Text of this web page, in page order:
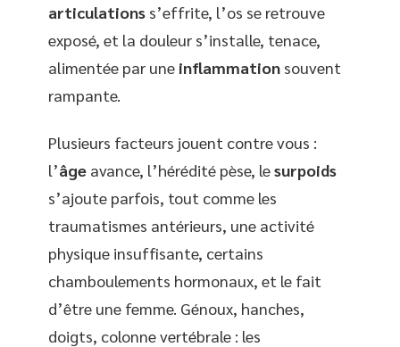
articulations s’effrite, l’os se retrouve
exposé, et la douleur s’installe, tenace,
alimentée par une inflammation souvent
rampante.
Plusieurs facteurs jouent contre vous :
l’âge avance, l’hérédité pèse, lesurpoids
s’ajoute parfois, tout comme les
traumatismes antérieurs, une activité
physique insuffisante, certains
chamboulements hormonaux, et le fait
d’être une femme. Génoux, hanches,
doigts, colonne vertébrale : les